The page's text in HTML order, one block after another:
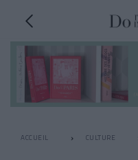
ACCUEIL CULTURE